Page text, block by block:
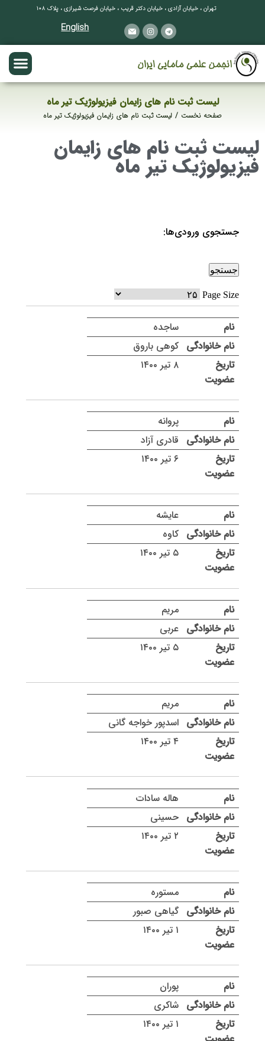
تهران ، خیابان آزادی ، خیابان دکتر قریب ، خیابان فرصت شیرازی ، پلاک ۱۰۸
English
لیست ثبت نام های زایمان فیزیولوژیک تیر ماه
مکان شما:صفحه نخست لیست ثبت نام های زایمان فیزیولوژیک تیر ماه
لیست ثبت نام های زایمان
فیزیولوژیک تیر ماه
جستجوی ورودی‌ها:
Page Size
ساجده
کوهی باروق
۸ تیر ۱۴۰۰
پروانه
قادری آزاد
۶ تیر ۱۴۰۰
عایشه
کاوه
۵ تیر ۱۴۰۰
مریم
عربی
۵ تیر ۱۴۰۰
مریم
اسدپور خواجه گانی
۴ تیر ۱۴۰۰
هاله سادات
حسینی
۲ تیر ۱۴۰۰
مستوره
گیاهی صبور
۱ تیر ۱۴۰۰
پوران
شاکری
۱ تیر ۱۴۰۰